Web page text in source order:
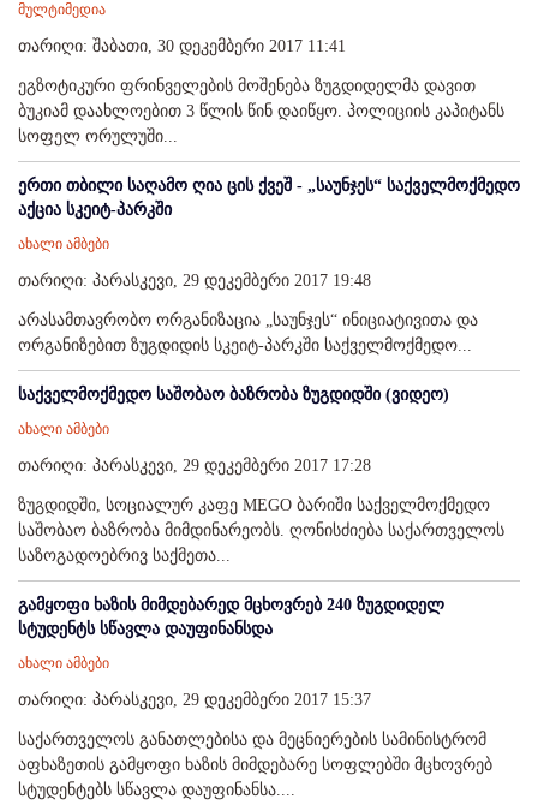
მულტიმედია
თარიღი: შაბათი, 30 დეკემბერი 2017 11:41
ეგზოტიკური ფრინველების მოშენება ზუგდიდელმა დავით
ბუკიამ დაახლოებით 3 წლის წინ დაიწყო. პოლიციის კაპიტანს
სოფელ ორულუში...
ერთი თბილი საღამო ღია ცის ქვეშ - „საუნჯეს“ საქველმოქმედო
აქცია სკეიტ-პარკში
ახალი ამბები
თარიღი: პარასკევი, 29 დეკემბერი 2017 19:48
არასამთავრობო ორგანიზაცია „საუნჯეს“ ინიციატივითა და
ორგანიზებით ზუგდიდის სკეიტ-პარკში საქველმოქმედო...
საქველმოქმედო საშობაო ბაზრობა ზუგდიდში (ვიდეო)
ახალი ამბები
თარიღი: პარასკევი, 29 დეკემბერი 2017 17:28
ზუგდიდში, სოციალურ კაფე MEGO ბარიში საქველმოქმედო
საშობაო ბაზრობა მიმდინარეობს. ღონისძიება საქართველოს
საზოგადოებრივ საქმეთა...
გამყოფი ხაზის მიმდებარედ მცხოვრებ 240 ზუგდიდელ
სტუდენტს სწავლა დაუფინანსდა
ახალი ამბები
თარიღი: პარასკევი, 29 დეკემბერი 2017 15:37
საქართველოს განათლებისა და მეცნიერების სამინისტრომ
აფხაზეთის გამყოფი ხაზის მიმდებარე სოფლებში მცხოვრებ
სტუდენტებს სწავლა დაუფინანსა....